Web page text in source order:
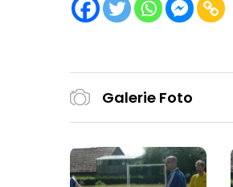
Galerie Foto